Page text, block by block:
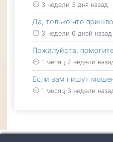
3 недели 3 дня назад
Да, только что
3 недели 6 дней назад
Пожалуйста,
1 месяц 2 недели
Если вам пишут
1 месяц 3 недели